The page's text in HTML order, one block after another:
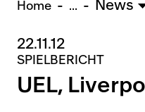
U15 - TOBE *
10:0
Nachwuchs Frauen
Ostermundigen - FU20 *
Biel - FU18 *
0:4
FU16 - Team AFF/FFV *
Home ... News
22.11.12
SPIELBERICHT
UEL,